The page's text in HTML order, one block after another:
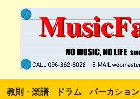
教則・楽譜 ドラム パーカション